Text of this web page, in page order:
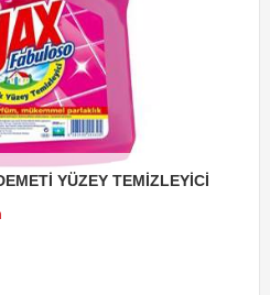
YÜZEY TEMİZLEYİCİ